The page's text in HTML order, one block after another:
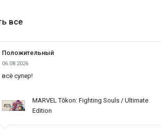
все
Положительный
06.08.2026
всё супер!
MARVEL Tōkon: Fighting Souls / Ultimate
Edition